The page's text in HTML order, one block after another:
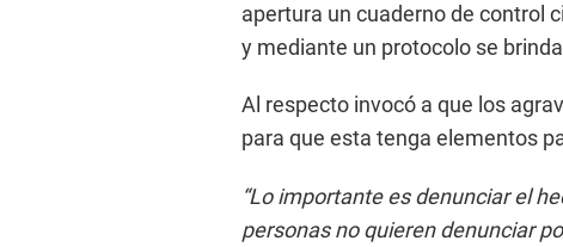
apertura un cuaderno de control
y mediante un protocolo se
Al respecto invocó a que los
para que esta tenga elementos
“Lo importante es denunciar el
personas no quieren denunciar